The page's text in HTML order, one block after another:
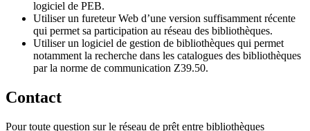
logiciel de PEB.
Utiliser un fureteur Web d’une version suffisamment récente
qui permet sa participation au réseau des bibliothèques.
Utiliser un logiciel de gestion de bibliothèques qui permet
notamment la recherche dans les catalogues des bibliothèques
par la norme de communication Z39.50.
Contact
Pour toute question sur le réseau de prêt entre bibliothèques